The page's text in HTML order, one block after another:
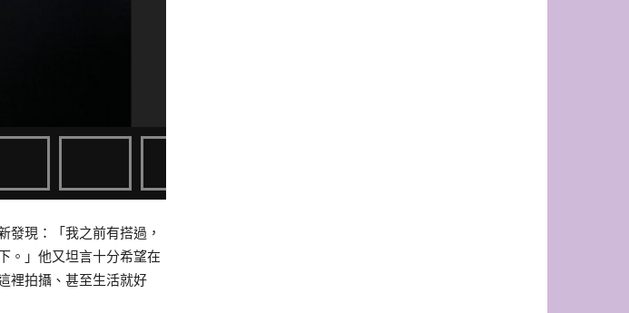
發現：「我之前有搭過，
。」 他又坦言十分希望在
裡拍攝、甚至生活就好